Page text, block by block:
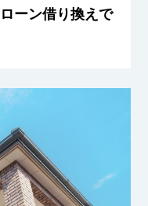
ーン借り換えで